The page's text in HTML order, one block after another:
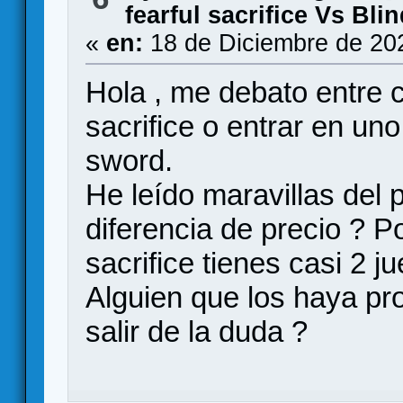
fearful sacrifice Vs
« en: 18 de Diciembre de
Hola , me debato entre
sacrifice o entrar en
sword.
He leído maravillas del
diferencia de precio ?
sacrifice tienes casi 2
Alguien que los haya
salir de la duda ?